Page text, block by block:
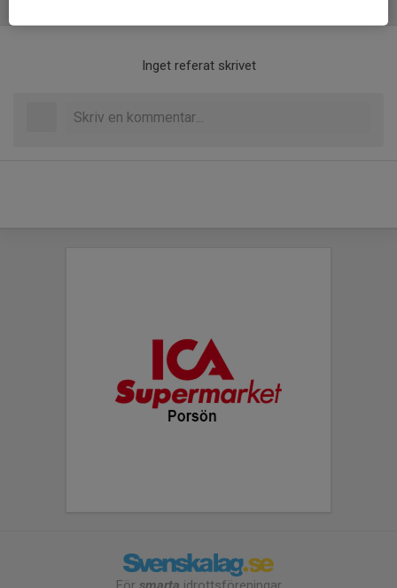
Inget referat skrivet